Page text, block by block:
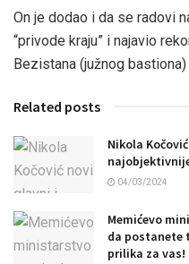
On je dodao i da se radovi
“privode kraju” i najavio
Bezistana (južnog
Related posts
Nikola
04/03/2024
Memićevo
da postanete
prilika za vas!